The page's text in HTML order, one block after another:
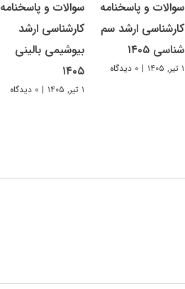
سوالات و پاسخنامه
کارشناسی ارشد سم
شناسی ۱۴۰۵
۱ تیر, ۱۴۰۵ | ۰ دیدگاه
سوالات و پاسخنامه
کارشناسی ارشد
بیوشیمی بالینی
۱۴۰۵
۱ تیر, ۱۴۰۵ | ۰ دیدگاه